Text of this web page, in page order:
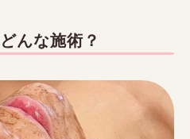
んな施術？